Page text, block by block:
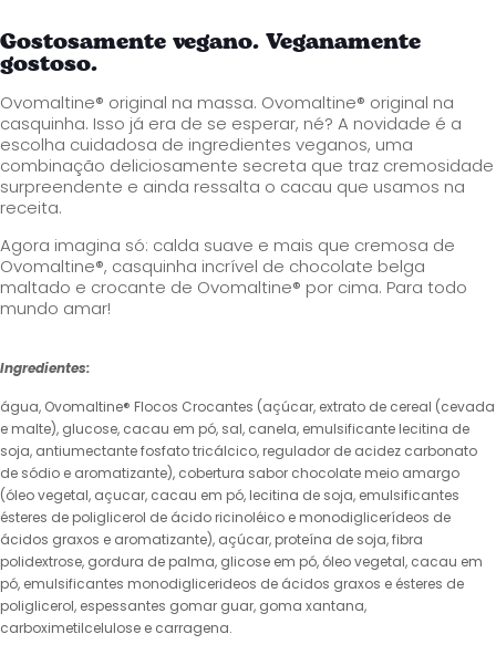
Gostosamente vegano. Veganamente
gostoso.
Ovomaltine® original na massa. Ovomaltine® original na
casquinha. Isso já era de se esperar, né? A novidade é a
escolha cuidadosa de ingredientes veganos, uma
combinação deliciosamente secreta que traz cremosidade
surpreendente e ainda ressalta o cacau que usamos na
receita.
Agora imagina só: calda suave e mais que cremosa de
Ovomaltine®, casquinha incrível de chocolate belga
maltado e crocante de Ovomaltine® por cima. Para todo
mundo amar!
Ingredientes:
água, Ovomaltine® Flocos Crocantes (açúcar, extrato de cereal (cevada
e malte), glucose, cacau em pó, sal, canela, emulsificante lecitina de
soja, antiumectante fosfato tricálcico, regulador de acidez carbonato
de sódio e aromatizante), cobertura sabor chocolate meio amargo
(óleo vegetal, açucar, cacau em pó, lecitina de soja, emulsificantes
ésteres de poliglicerol de ácido ricinoléico e monodiglicerídeos de
ácidos graxos e aromatizante), açúcar, proteína de soja, fibra
polidextrose, gordura de palma, glicose em pó, óleo vegetal, cacau em
pó, emulsificantes monodiglicerideos de ácidos graxos e ésteres de
poliglicerol, espessantes gomar guar, goma xantana,
carboximetilcelulose e carragena.